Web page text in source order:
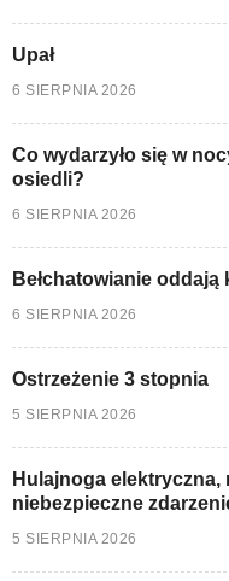
Upał
6 SIERPNIA 2026
Co wydarzyło się w
osiedli?
6 SIERPNIA 2026
Bełchatowianie oddają
6 SIERPNIA 2026
Ostrzeżenie 3 stopnia
5 SIERPNIA 2026
Hulajnoga
niebezpieczne
5 SIERPNIA 2026